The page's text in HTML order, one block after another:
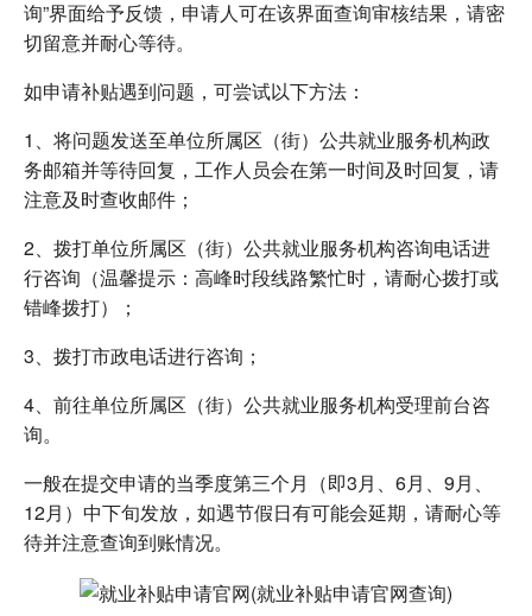
询”界面给予反馈，申请人可在该界面查询审核结果，请密
切留意并耐心等待。
如申请补贴遇到问题，可尝试以下方法：
1、将问题发送至单位所属区（街）公共就业服务机构政
务邮箱并等待回复，工作人员会在第一时间及时回复，请
注意及时查收邮件；
2、拨打单位所属区（街）公共就业服务机构咨询电话进
行咨询（温馨提示：高峰时段线路繁忙时，请耐心拨打或
错峰拨打）；
3、拨打市政电话进行咨询；
4、前往单位所属区（街）公共就业服务机构受理前台咨
询。
一般在提交申请的当季度第三个月（即3月、6月、9月、
12月）中下旬发放，如遇节假日有可能会延期，请耐心等
待并注意查询到账情况。